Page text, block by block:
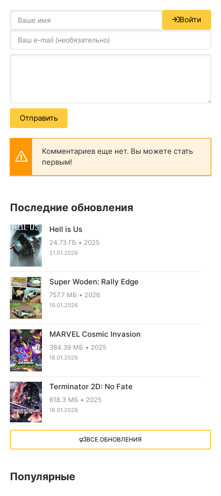
Войти
Отправить
Комментариев еще нет. Вы можете стать
первым!
Последние обновления
Hell is Us
24.73 ГБ 2025
21.01.2026
Super Woden: Rally Edge
757.7 МБ 2026
19.01.2026
MARVEL Cosmic Invasion
384.39 МБ 2025
18.01.2026
Terminator 2D: No Fate
618.3 МБ 2025
18.01.2026
X4: Foundations (2018)
13.73 GB 2018
ВСЕ ОБНОВЛЕНИЯ
Популярные